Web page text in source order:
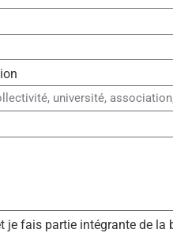
je fais partie intégrante de la